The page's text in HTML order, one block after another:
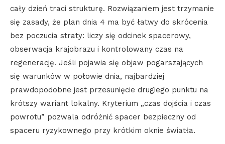
cały dzień traci strukturę. Rozwiązaniem jest trzymanie
się zasady, że plan dnia 4 ma być łatwy do skrócenia
bez poczucia straty: liczy się odcinek spacerowy,
obserwacja krajobrazu i kontrolowany czas na
regenerację. Jeśli pojawia się objaw pogarszających
się warunków w połowie dnia, najbardziej
prawdopodobne jest przesunięcie drugiego punktu na
krótszy wariant lokalny. Kryterium „czas dojścia i czas
powrotu” pozwala odróżnić spacer bezpieczny od
spaceru ryzykownego przy krótkim oknie światła.